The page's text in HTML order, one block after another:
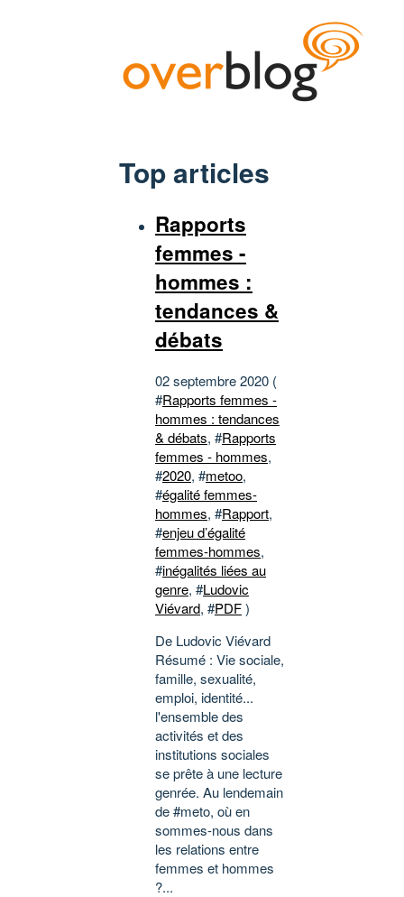
Top articles
Rapports
femmes -
hommes :
tendances &
débats
02 septembre 2020 (
#Rapports femmes -
hommes : tendances
& débats, #Rapports
femmes - hommes,
#2020, #metoo,
#égalité femmes-
hommes, #Rapport,
#enjeu d’égalité
femmes-hommes,
#inégalités liées au
genre, #Ludovic
Viévard, #PDF)
De Ludovic Viévard
Résumé : Vie sociale,
famille, sexualité,
emploi, identité...
l'ensemble des
activités et des
institutions sociales
se prête à une lecture
genrée. Au lendemain
de #meto, où en
sommes-nous dans
les relations entre
femmes et hommes
?...